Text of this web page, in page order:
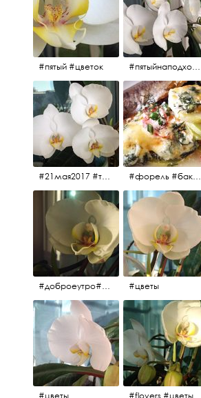
#пятый #цветок #пятыйнаподходе# цветы #весна2017
#21мая2017 #трио #цветы #форель #баклажаны #помидоры #завтрак
#доброеутро#май#солнце#цветы #майсолнцецветы #цветы
#цветы #flovers #цветы